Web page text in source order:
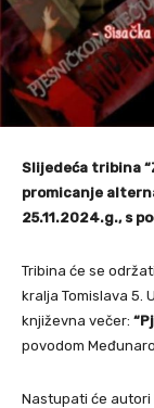
Slijedeća tribina
promicanje
25.11.2024.g., s
Tribina će se
kralja Tomislava 5.
književna večer:
povodom
Nastupati će autori